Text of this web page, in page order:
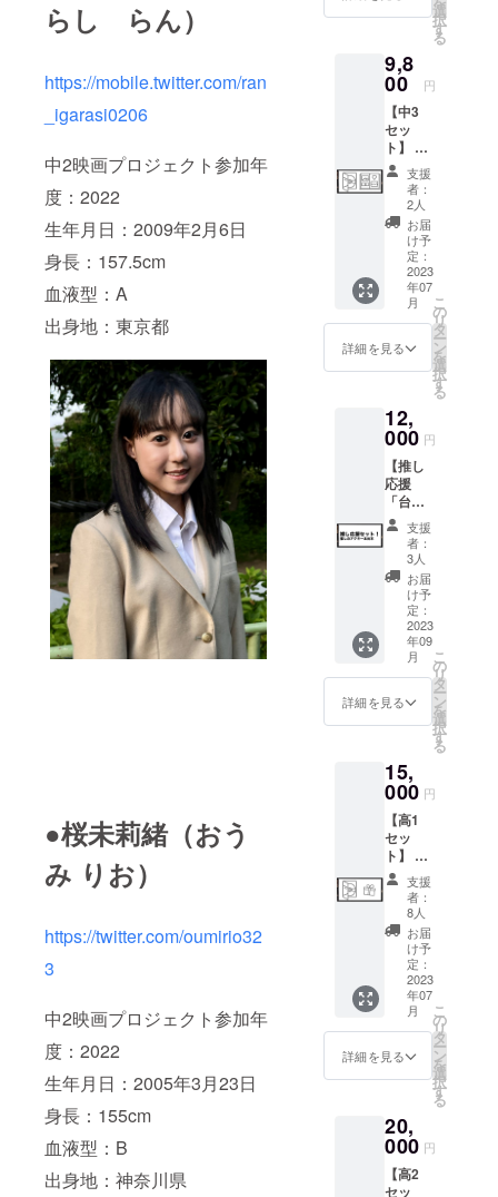
らし らん）
https://mobile.twitter.com/ran
_igarasi0206
中2映画プロジェクト参加年
度：2022
生年月日：2009年2月6日
身長：157.5cm
血液型：A
出身地：東京都
●桜未莉緒（おう
み りお）
https://twitter.com/oumirio32
3
中2映画プロジェクト参加年
度：2022
生年月日：2005年3月23日
身長：155cm
血液型：B
出身地：神奈川県
す。
を1名プ
ルダウ
選択く
ださ
い。 ・
本編
DVD（
本編＋
メイキ
ング）
・推し
（出演
者1名）
のアク
リル
キーホ
ルダー
選
択
す
る
9,8
00 円
【中3
セッ
ト】 中
2セット
A+Bに
加えて
出演者
のサイ
ン入り
チェ
キ！ ・
本編＋
メイキ
ング
DVD ・
デジタ
トブッ
ク ・出
演者の
サイン
入り
チェキ
※映画の
本編
（約20
分想
定）+メ
イキン
グが収
録され
たDVD
をお送
り致し
※撮影時
メイキ
ング
ショッ
トを想
定して
おりま
す ※登
録いた
だいた
メール
アドレ
ス宛に
PDF
データ
でお送
りいた
します
※チェキ
インそ
れぞれ1
枚づつ
を想定
支援
者：
2人
お届
け予
定：
2023
年07
月
詳細を見る
こ
の
リ
タ
ー
ン
を
選
択
す
る
12,
000 円
【推し
応援
「台本&
アク
キー」
セッ
ト！】
推しの
出演者
を応援
したい
方はこ
ちら！
※推しの
出演者
を1名プ
ンより
選択く
ださ
い。 ・
本編
DVD（
本編＋
メイキ
ング）
・推し
（出演
者1名）
のアク
リル
キーホ
ルダー
・推し
者1名）
ン入り
台本
支援
者：
3人
お届
け予
定：
2023
年09
月
詳細を見る
こ
の
リ
タ
ー
ン
を
選
択
す
る
15,
000 円
【高1
セッ
ト】 撮
影現場
に差し
入れが
できる
権利
+DVD
・本編
＋メイ
キング
DVD ・
撮影
時、
キャス
菓子や
ドリン
クの差
し入れ
支援
者：
8人
お届
け予
定：
2023
年07
月
詳細を見る
こ
の
リ
タ
ー
ン
を
選
択
す
る
20,
000 円
【高2
セッ